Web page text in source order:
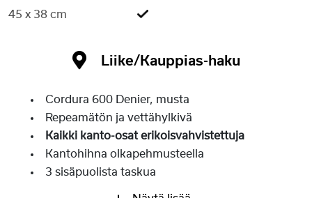
45 x 38 cm
Liike/Kauppias-haku
Cordura 600 Denier, musta
Repeamätön ja vettähylkivä
Kaikki kanto-osat erikoisvahvistettuja
Kantohihna olkapehmusteella
3 sisäpuolista taskua